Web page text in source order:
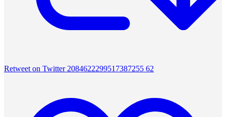
Retweet on Twitter 2084622299517387255 62